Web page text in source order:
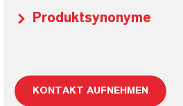
Produktsynonyme
KONTAKT AUFNEHMEN